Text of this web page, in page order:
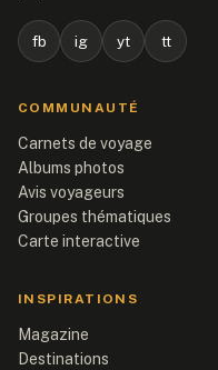
fb ig yt tt
COMMUNAUTÉ
Carnets de voyage
Albums photos
Avis voyageurs
Groupes thématiques
Carte interactive
INSPIRATIONS
Magazine
Destinations